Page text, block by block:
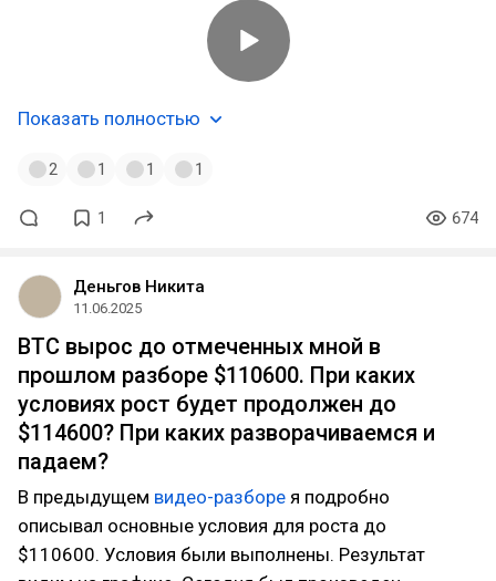
Показать полностью
2 1 1 1
1 674
Деньгов Никита
11.06.2025
BTC вырос до отмеченных мной в
прошлом разборе $110600. При каких
условиях рост будет продолжен до
$114600? При каких разворачиваемся и
падаем?
В предыдущем видео-разборе я подробно
описывал основные условия для роста до
$110600. Условия были выполнены. Результат